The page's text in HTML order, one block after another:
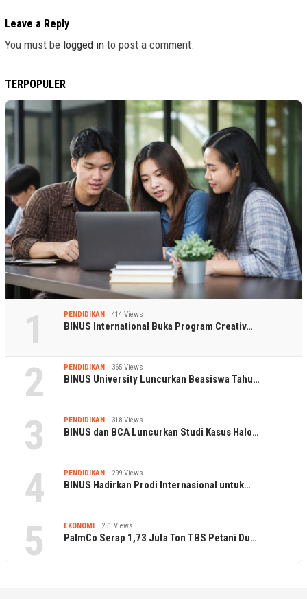
Leave a Reply
You must be logged in to post a comment.
TERPOPULER
1 PENDIDIKAN 414 Views
BINUS International Buka Program Creativ…
2 PENDIDIKAN 365 Views
BINUS University Luncurkan Beasiswa Tahu…
3 PENDIDIKAN 318 Views
BINUS dan BCA Luncurkan Studi Kasus Halo…
4 PENDIDIKAN 299 Views
BINUS Hadirkan Prodi Internasional untuk…
5 EKONOMI 251 Views
PalmCo Serap 1,73 Juta Ton TBS Petani Du…